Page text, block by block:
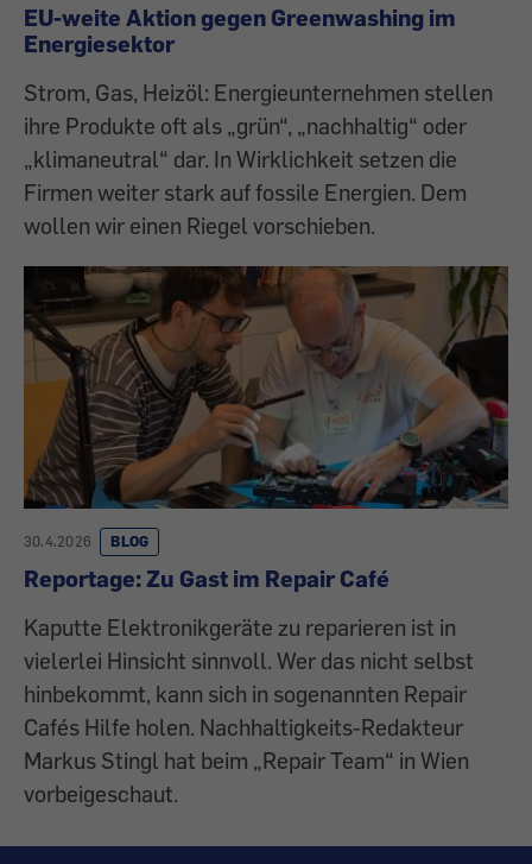
EU-weite Aktion gegen Greenwashing im
Energiesektor
Strom, Gas, Heizöl: Energieunternehmen stellen
ihre Produkte oft als „grün“, „nachhaltig“ oder
„klimaneutral“ dar. In Wirklichkeit setzen die
Firmen weiter stark auf fossile Energien. Dem
wollen wir einen Riegel vorschieben.
30.4.2026 BLOG
Reportage: Zu Gast im Repair Café
Kaputte Elektronikgeräte zu reparieren ist in
vielerlei Hinsicht sinnvoll. Wer das nicht selbst
hinbekommt, kann sich in sogenannten Repair
Cafés Hilfe holen. Nachhaltigkeits-Redakteur
Markus Stingl hat beim „Repair Team“ in Wien
vorbeigeschaut.